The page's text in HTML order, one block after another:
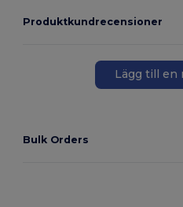
Produktkundrecensioner
Lägg till en
Bulk Orders